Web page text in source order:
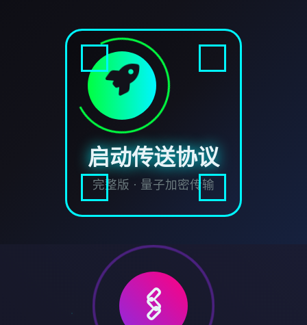
启动传送协议
完整版 · 量子加密传输
🖇️